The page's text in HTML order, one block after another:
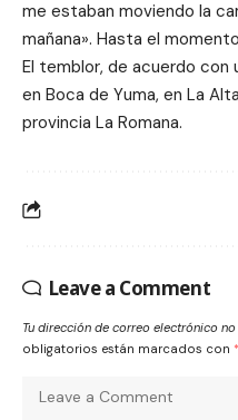
me estaban moviendo la
mañana». Hasta el
El temblor, de acuerdo
en Boca de Yuma, en La
provincia La Romana.
Leave a Comment
Tu dirección de correo electrónico
obligatorios están marcados con *